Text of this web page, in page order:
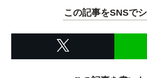
この記事をSNSで